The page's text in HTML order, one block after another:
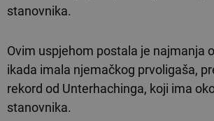
stanovnika.
Ovim uspjehom postala je najmanja
ikada imala njemačkog prvoligaša,
rekord od Unterhachinga, koji ima
stanovnika.